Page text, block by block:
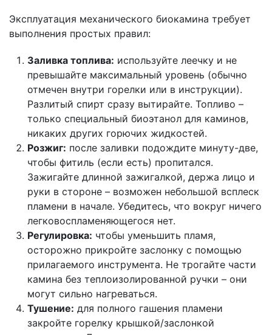
Эксплуатация механического биокамина требует
выполнения простых правил:
Заливка топлива: используйте леечку и не
превышайте максимальный уровень (обычно
отмечен внутри горелки или в инструкции).
Разлитый спирт сразу вытирайте. Топливо –
только специальный биоэтанол для каминов,
никаких других горючих жидкостей.
Розжиг: после заливки подождите минуту-две,
чтобы фитиль (если есть) пропитался.
Зажигайте длинной зажигалкой, держа лицо и
руки в стороне – возможен небольшой всплеск
пламени в начале. Убедитесь, что вокруг ничего
легковоспламеняющегося нет.
Регулировка: чтобы уменьшить пламя,
осторожно прикройте заслонку с помощью
прилагаемого инструмента. Не трогайте части
камина без теплоизолированной ручки – они
могут сильно нагреваться.
Тушение: для полного гашения пламени
закройте горелку крышкой/заслонкой